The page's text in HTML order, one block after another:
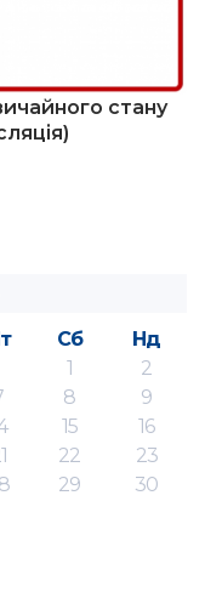
стану
Сб
Нд
1
2
8
9
15
16
22
23
29
30